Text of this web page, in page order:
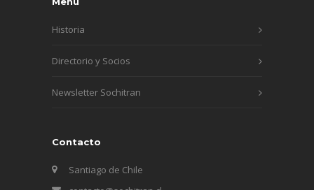
Historia
Directorio y Socios
Newsletter Sochitran
Contacto
Santiago de Chile